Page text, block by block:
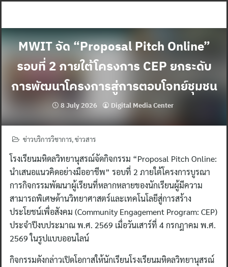
content
MWIT จัด “Proposal Pitch Online”
รอบที่ 2 ภายใต้โครงการ CEP ยกระดับ
การพัฒนาโครงการสู่การตอบโจทย์ชุมชน
8 July 2026 Digital Media Center
ข่าวบริการวิชาการ,ข่าวสาร
โรงเรียนมหิดลวิทยานุสรณ์จัดกิจกรรม “Proposal Pitch Online:
นำเสนอแนวคิดอย่างมืออาชีพ” รอบที่ 2 ภายใต้โครงการบูรณา
การกิจกรรมพัฒนาผู้เรียนที่หลากหลายของนักเรียนผู้มีความ
สามารถพิเศษด้านวิทยาศาสตร์และเทคโนโลยีสู่การสร้าง
ประโยชน์เพื่อสังคม (Community Engagement Program: CEP)
ประจำปีงบประมาณ พ.ศ. 2569 เมื่อวันเสาร์ที่ 4 กรกฎาคม พ.ศ.
2569 ในรูปแบบออนไลน์
กิจกรรมดังกล่าวเปิดโอกาสให้นักเรียนโรงเรียนมหิดลวิทยานุสรณ์